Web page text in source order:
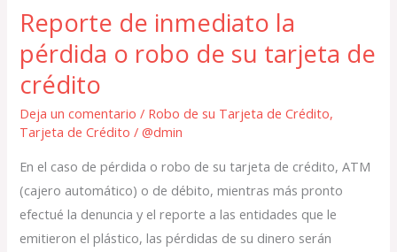
Reporte de inmediato la
pérdida o robo de su tarjeta de
crédito
Deja un comentario / Robo de su Tarjeta de Crédito,
Tarjeta de Crédito /@dmin
En el caso de pérdida o robo de su tarjeta de crédito, ATM
(cajero automático) o de débito, mientras más pronto
efectué la denuncia y el reporte a las entidades que le
emitieron el plástico, las pérdidas de su dinero serán
tarjeta
de
crédito